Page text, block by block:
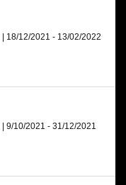
| 18/12/2021 - 13/02/2022
| 9/10/2021 - 31/12/2021